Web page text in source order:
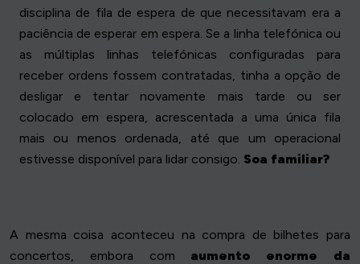
disciplina de fila de espera de que necessitavam era a
paciência de esperar em espera. Se a linha telefónica ou
as múltiplas linhas telefónicas configuradas para
receber ordens fossem contratadas, tinha a opção de
desligar e tentar novamente mais tarde ou ser
colocado em espera, acrescentada a uma única fila
mais ou menos ordenada, até que um operacional
estivesse disponível para lidar consigo. Soa familiar?
A mesma coisa aconteceu na compra de bilhetes para
concertos, embora com aumento enorme da